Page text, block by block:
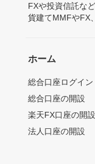
FXや投資信託な
貨建てMMFやFX
ホーム
総合口座ログイン
総合口座の開設
楽天FX口座の開設
法人口座の開設